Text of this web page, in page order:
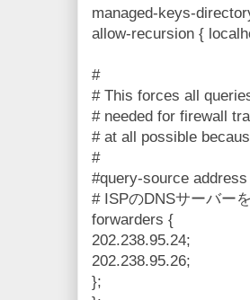
managed-keys-
allow-recursion {
#
# This forces all
# needed for firewall
# at all possible
#
#query-source
# ISPのDNSサーバー
forwarders {
202.238.95.24;
202.238.95.26;
};